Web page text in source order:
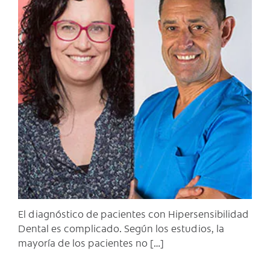
C
El diagnóstico de pacientes con Hipersensibilidad
Dental es complicado. Según los estudios, la
mayoría de los pacientes no […]